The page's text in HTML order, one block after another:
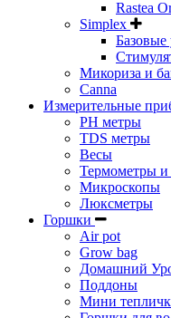
Rastea
Simplex
Базовые
Микориза и
Canna
Измерительные
PH метры
TDS метры
Весы
Термометры и
Микроскопы
Люксметры
Горшки
Air pot
Grow bag
Домашний
Поддоны
Мини